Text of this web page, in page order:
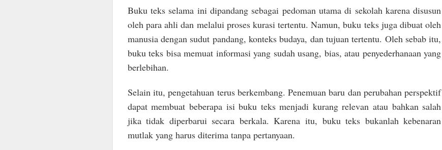
Buku teks selama ini dipandang sebagai pedoman utama di sekolah karena disusun
oleh para ahli dan melalui proses kurasi tertentu. Namun, buku teks juga dibuat oleh
manusia dengan sudut pandang, konteks budaya, dan tujuan tertentu. Oleh sebab itu,
buku teks bisa memuat informasi yang sudah usang, bias, atau penyederhanaan yang
berlebihan.
Selain itu, pengetahuan terus berkembang. Penemuan baru dan perubahan perspektif
dapat membuat beberapa isi buku teks menjadi kurang relevan atau bahkan salah
jika tidak diperbarui secara berkala. Karena itu, buku teks bukanlah kebenaran
mutlak yang harus diterima tanpa pertanyaan.